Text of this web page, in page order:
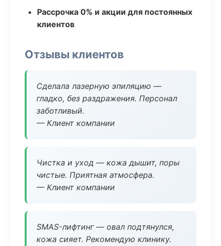
Рассрочка 0% и акции для постоянных
клиентов
Отзывы клиентов
Сделала лазерную эпиляцию —
гладко, без раздражения. Персонал
заботливый.
— Клиент компании
Чистка и уход — кожа дышит, поры
чистые. Приятная атмосфера.
— Клиент компании
SMAS-лифтинг — овал подтянулся,
кожа сияет. Рекомендую клинику.